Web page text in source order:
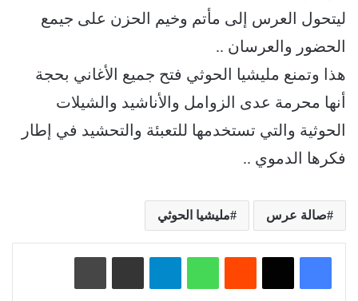
ليتحول العرس إلى مأتم وخيم الحزن على جيمع
الحضور والعرسان ..
هذا وتمنع مليشيا الحوثي فتح جميع الأغاني بحجة
أنها محرمة عدى الزوامل والأناشيد والشيلات
الحوثية والتي تستخدمها للتعبئة والتحشيد في إطار
فكرها الدموي ..
صالة عرس مليشيا الحوثي
واتساب تيلقرام